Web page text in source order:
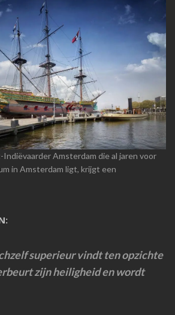
Amsterdam die al jaren voor
in Amsterdam ligt, krijgt een
superieur vindt ten opzichte
zijn heiligheid en wordt